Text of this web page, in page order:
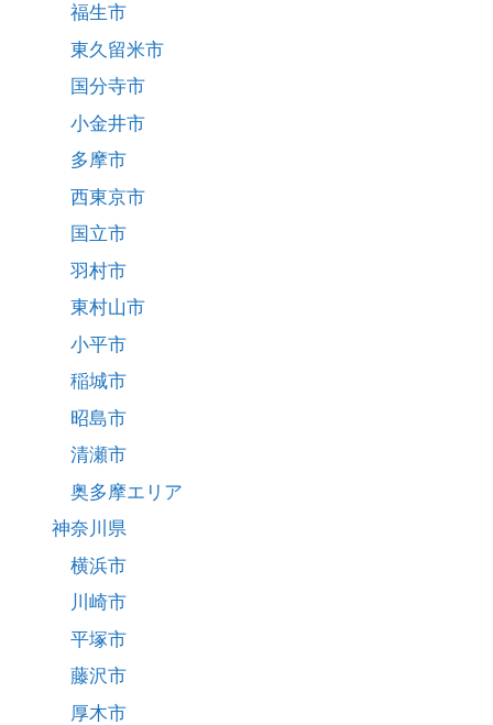
福生市
東久留米市
国分寺市
小金井市
多摩市
西東京市
国立市
羽村市
東村山市
小平市
稲城市
昭島市
清瀬市
奥多摩エリア
神奈川県
横浜市
川崎市
平塚市
藤沢市
厚木市